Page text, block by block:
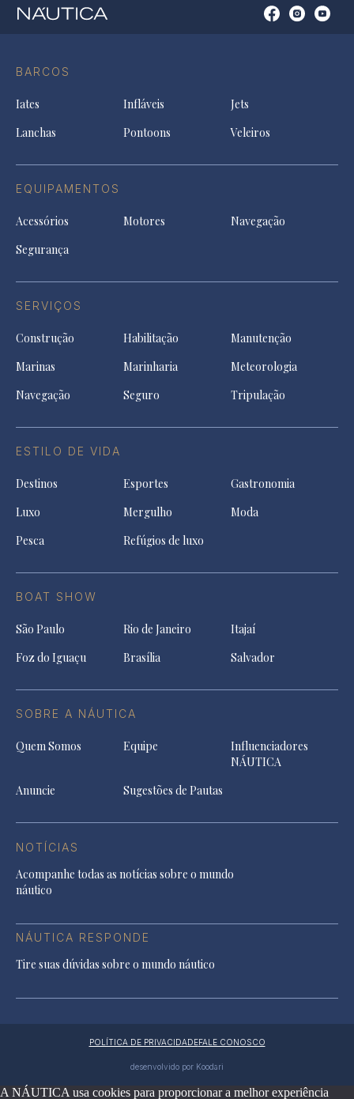
BARCOS
Iates Infláveis
Jets
Lanchas
Pontoons Veleiros
EQUIPAMENTOS
Acessórios Motores
Navegação
Segurança
SERVIÇOS
Construção Habilitação
Manutenção
Marinas
Marinharia
Meteorologia
Navegação
Seguro Tripulação
ESTILO DE VIDA
Destinos Esportes
Gastronomia
Luxo
Mergulho
Moda
Pesca
Refúgios de luxo
BOAT SHOW
São Paulo Rio de Janeiro
Itajaí
Foz do Iguaçu
Brasília Salvador
SOBRE A NÁUTICA
Quem Somos Equipe
Influenciadores
NÁUTICA
Anuncie
Sugestões de Pautas
OpenOpenOpen
NOTÍCIAS
Acompanhe todas as notícias sobre o mundo
náutico
NÁUTICA RESPONDE
Tire suas dúvidas sobre o mundo náutico
POLÍTICA DE PRIVACIDADEFALE CONOSCO
desenvolvido por Koodari
A NÁUTICA usa cookies para proporcionar a melhor experiência